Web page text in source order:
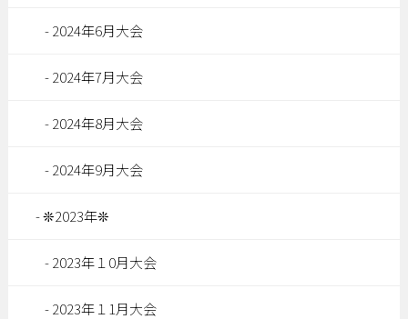
2024年6月大会
2024年7月大会
2024年8月大会
2024年9月大会
❊2023年❊
2023年１0月大会
2023年１1月大会